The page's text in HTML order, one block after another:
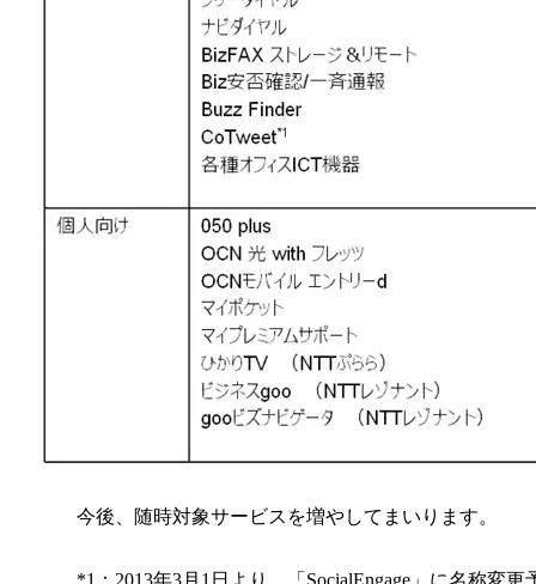
今後、随時対象サービスを増やしてまいります。
*1：2013年3月1日より、「SocialEngage」に名称変更